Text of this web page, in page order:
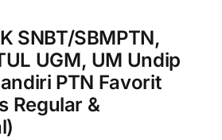
SNBT/SBMPTN,
UGM, UM Undip
PTN Favorit
Regular &